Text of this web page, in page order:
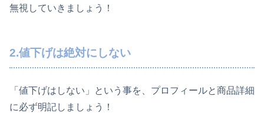
無視していきましょう！
2.値下げは絶対にしない
「値下げはしない」という事を、プロフィールと商品詳細
に必ず明記しましょう！